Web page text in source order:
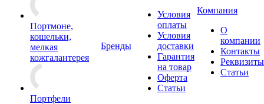
Портмоне,
кошельки,
мелкая
кожгалантерея
Портфели
Бренды
Условия
оплаты
Условия
доставки
Гарантия
на товар
Оферта
Статьи
Компания
О
компании
Контакты
Реквизиты
Статьи